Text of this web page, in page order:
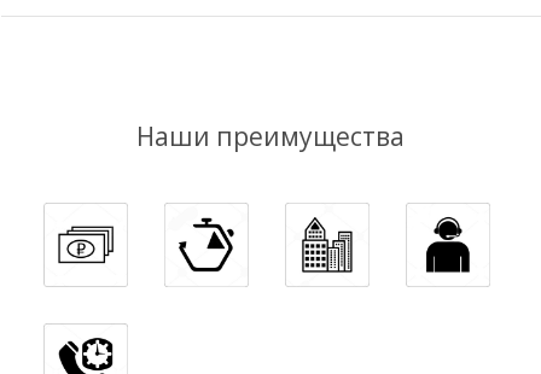
Наши преимущества